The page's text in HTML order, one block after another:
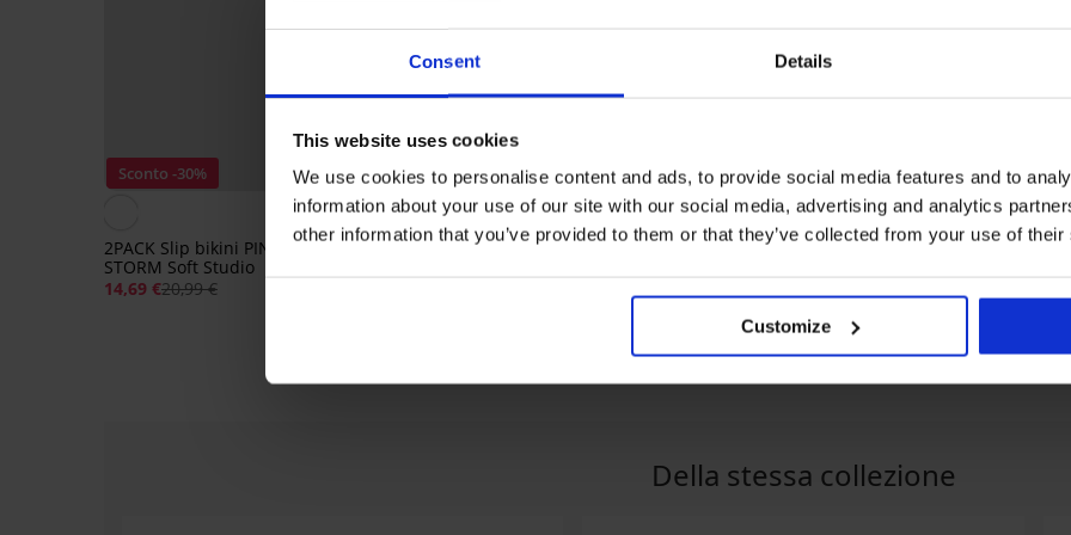
Consent Details
This website uses cookies
We use cookies to personalise content and ads, to provide social media features and to
information about your use of our site with our social media, advertising and analytics
other information that you’ve provided to them or that they’ve collected from your use of
Customize
Sconto -30%
5
2PACK Slip bikini PINK
STORM Soft Studio
14,69 €20,99 €
Sconto -30%
2PACK Tanga PINK STORM
-20% WELCOME20
4,3
2PACK Slip classico in cotone
WELCOME20
Sconto -30%
2PACK Slip bikini RIB
Della stessa collezione